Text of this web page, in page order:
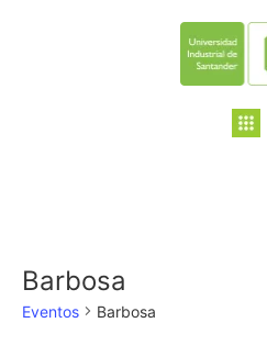
Barbosa
Eventos Barbosa